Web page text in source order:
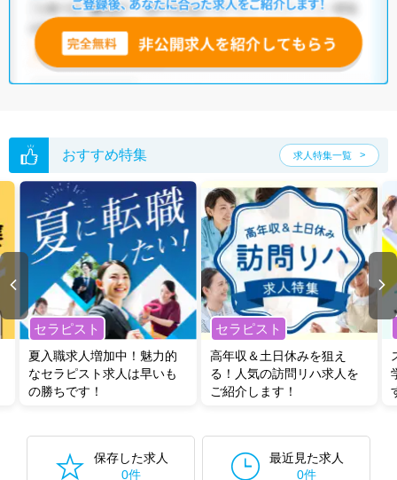
おすすめ特集 求人特集一覧
セラピスト
夏入職求人増加中！魅力的
なセラピスト求人は早いも
の勝ちです！
セラピスト
高年収＆土日休みを狙え
る！人気の訪問リハ求人を
ご紹介します！
保存した求人
0件
最近見た求人
0件